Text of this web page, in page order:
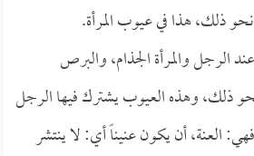
ذلك، هذا في عيوب المرأة.
الرجل والمرأة الجذام، والبرص
نحو ذلك، وهذه العيوب يشترك فيها الرجل
العنة، أن يكون عنيناً أي: لا ينتشر